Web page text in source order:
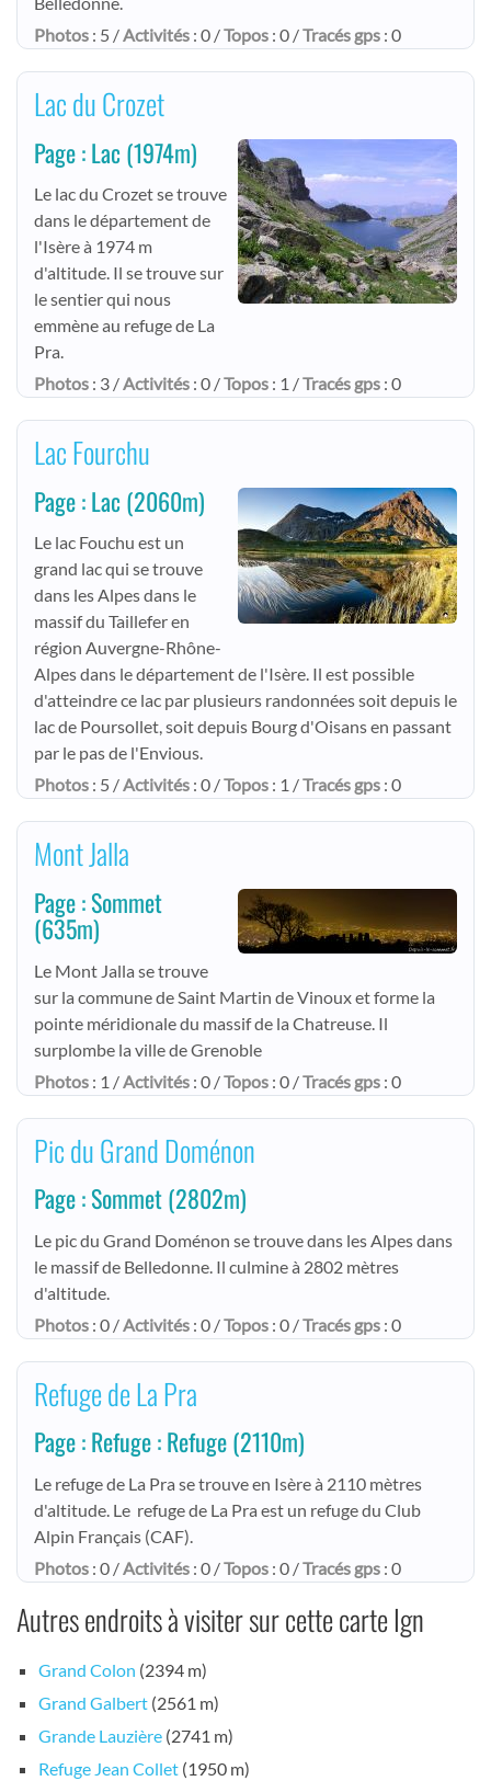
Photos : 5 /Activités : 0 /Topos : 0 /Tracés gps : 0
Lac du Crozet
Page : Lac(1974m)
Le lac du Crozet se trouve
dans le département de
l'Isère à 1974 m
d'altitude. Il se trouve sur
le sentier qui nous
emmène au refuge de La
Pra.
Photos : 3 /Activités : 0 /Topos : 1 /Tracés gps : 0
Lac Fourchu
Page : Lac(2060m)
Le lac Fouchu est un
grand lac qui se trouve
dans les Alpes dans le
massif du Taillefer en
région Auvergne-Rhône-
Alpes dans le département de l'Isère. Il est possible
d'atteindre ce lac par plusieurs randonnées soit depuis le
lac de Poursollet, soit depuis Bourg d'Oisans en passant
par le pas de l'Envious.
Photos : 5 /Activités : 0 /Topos : 1 /Tracés gps : 0
Mont Jalla
Page : Sommet
(635m)
Le Mont Jalla se trouve
sur la commune de Saint Martin de Vinoux et forme la
pointe méridionale du massif de la Chatreuse. Il
surplombe la ville de Grenoble
Photos : 1 / Activités : 0 /Topos : 0 /Tracés gps : 0
Pic du Grand Doménon
Page : Sommet(2802m)
Le pic du Grand Doménon se trouve dans les Alpes dans
le massif de Belledonne. Il culmine à 2802 mètres
d'altitude.
Photos : 0 / Activités : 0 /Topos : 0 /Tracés gps : 0
Refuge de La Pra
Page : Refuge : Refuge(2110m)
Le refuge de La Pra se trouve en Isère à 2110 mètres
d'altitude. Le refuge de La Pra est un refuge du Club
Alpin Français (CAF).
Photos : 0 / Activités : 0 /Topos : 0 /Tracés gps : 0
Autres endroits à visiter sur cette carte Ign
Grand Colon (2394 m)
Grand Galbert (2561 m)
Grande Lauzière (2741 m)
Refuge Jean Collet (1950 m)